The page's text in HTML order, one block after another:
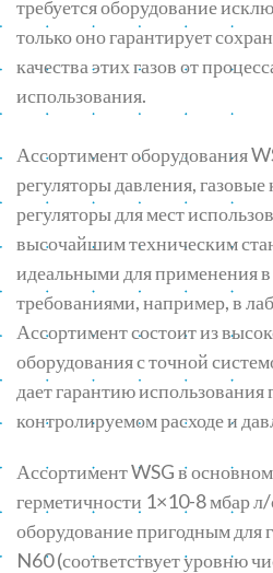
требуется оборудование
только оно гарантирует
качества этих газов от
использования.
Ассортимент оборудования
регуляторы давления,
регуляторы для мест
высочайшим техническим
идеальными для применения
требованиями, например, в
Ассортимент состоит из
оборудования с точной
дает гарантию использования
контролируемом расходе и
Ассортимент WSG в основном
герметичности 1×10-8 мбар л/
оборудование пригодным для
N60 (соответствует уровню